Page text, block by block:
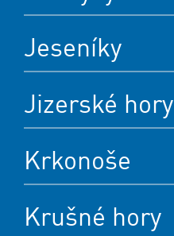
Jeseníky
Jizerské hory
Krkonoše
Krušné hory